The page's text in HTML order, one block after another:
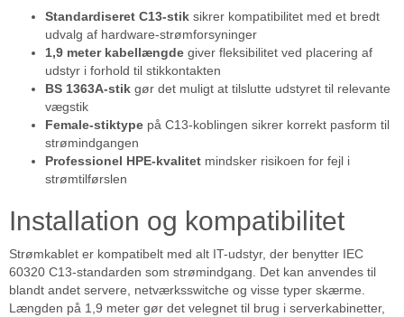
Standardiseret C13-stik sikrer kompatibilitet med et bredt
udvalg af hardware-strømforsyninger
1,9 meter kabellængde giver fleksibilitet ved placering af
udstyr i forhold til stikkontakten
BS 1363A-stik gør det muligt at tilslutte udstyret til relevante
vægstik
Female-stiktype på C13-koblingen sikrer korrekt pasform til
strømindgangen
Professionel HPE-kvalitet mindsker risikoen for fejl i
strømtilførslen
Installation og kompatibilitet
Strømkablet er kompatibelt med alt IT-udstyr, der benytter IEC
60320 C13-standarden som strømindgang. Det kan anvendes til
blandt andet servere, netværksswitche og visse typer skærme.
Længden på 1,9 meter gør det velegnet til brug i serverkabinetter,